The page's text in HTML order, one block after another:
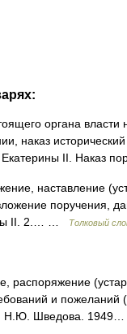
органа власти
наказ
Екатерины II. Наказ
наставление
поручения,
II. 2.… …
Толковый
и пожеланий
Н.Ю. Шведова.